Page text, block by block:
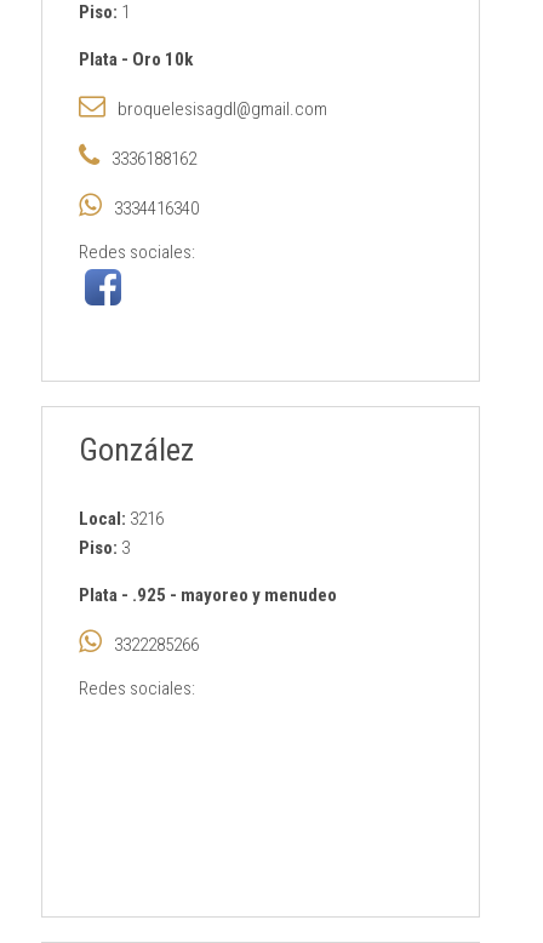
Piso: 1
Plata- Oro 10k
broquelesisagdl@gmail.com
3336188162
3334416340
Redes sociales:
González
Local: 3216
Piso: 3
Plata- .925 - mayoreo y menudeo
3322285266
Redes sociales: